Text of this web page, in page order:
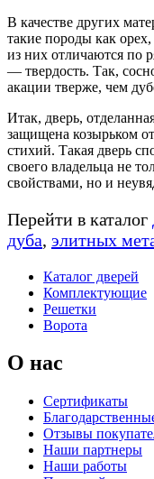
В качестве других
такие породы как
из них отличаются по
— твердость. Так,
акации тверже, чем
Итак, дверь,
защищена козырьком
стихий. Такая дверь
своего владельца не
свойствами, но и
Перейти в каталог
дуба, элитных
Каталог дверей
Комплектующие
Решетки
Ворота
О нас
Сертификаты
Отзывы
Наши партнеры
Наши работы